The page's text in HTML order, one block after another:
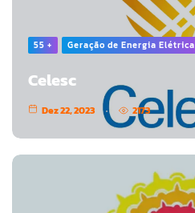
55 + Geração de Energia Elétrica
Celesc
Dez 22, 2023 2173